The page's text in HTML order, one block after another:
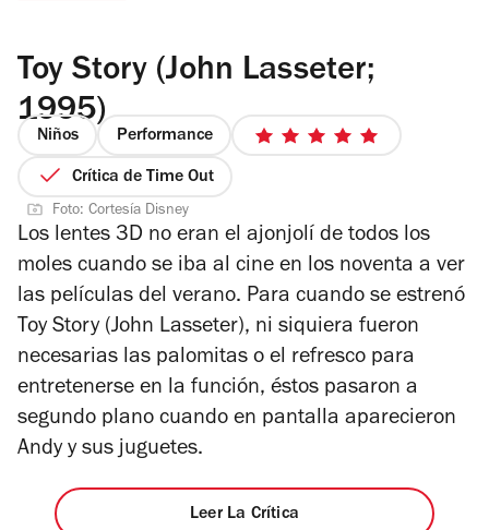
Toy Story (John Lasseter;
1995)
Niños Performance
5
estrellas
Crítica de Time Out
Foto: Cortesía Disney
Los lentes 3D no eran el ajonjolí de todos los
moles cuando se iba al cine en los noventa a ver
las películas del verano. Para cuando se estrenó
Toy Story (John Lasseter), ni siquiera fueron
necesarias las palomitas o el refresco para
entretenerse en la función, éstos pasaron a
segundo plano cuando en pantalla aparecieron
Andy y sus juguetes.
Leer La Crítica